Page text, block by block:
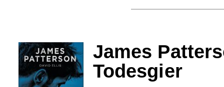
James
Todesgier